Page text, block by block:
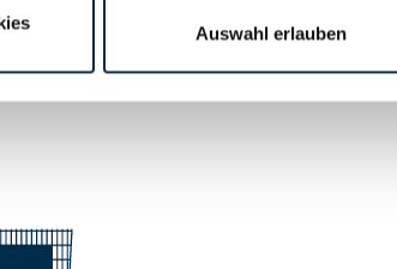
Auswahl erlauben